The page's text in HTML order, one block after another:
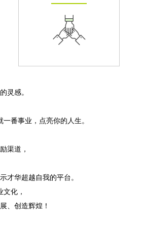
灵感。
番事业，点亮你的人生。
渠道，
才华超越自我的平台。
化，
、创造辉煌！